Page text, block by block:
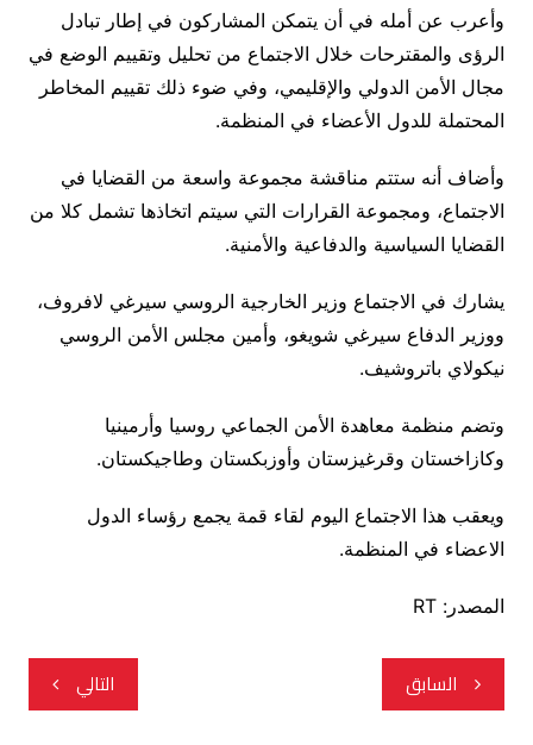
وأعرب عن أمله في أن يتمكن المشاركون في إطار تبادل
الرؤى والمقترحات خلال الاجتماع من تحليل وتقييم الوضع في
مجال الأمن الدولي والإقليمي، وفي ضوء ذلك تقييم المخاطر
المحتملة للدول الأعضاء في المنظمة.
وأضاف أنه ستتم مناقشة مجموعة واسعة من القضايا في
الاجتماع، ومجموعة القرارات التي سيتم اتخاذها تشمل كلا من
القضايا السياسية والدفاعية والأمنية.
يشارك في الاجتماع وزير الخارجية الروسي سيرغي لافروف،
ووزير الدفاع سيرغي شويغو، وأمين مجلس الأمن الروسي
نيكولاي باتروشيف.
وتضم منظمة معاهدة الأمن الجماعي روسيا وأرمينيا
وكازاخستان وقرغيزستان وأوزبكستان وطاجيكستان.
ويعقب هذا الاجتماع اليوم لقاء قمة يجمع رؤساء الدول
الاعضاء في المنظمة.
المصدر: RT
تصفّح
المقالات
السابق التالي